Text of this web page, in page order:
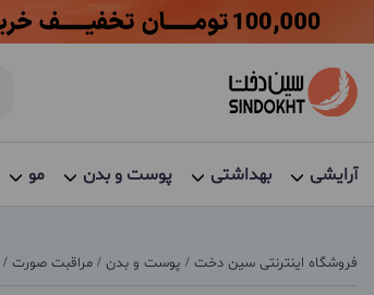
آرایشی بهداشتی پوست و بدن مو
فروشگاه اینترنتی سین دخت / پوست و بدن / مراقبت صورت /